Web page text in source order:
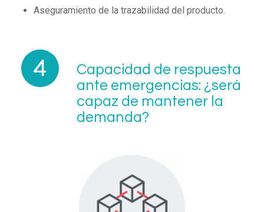
Aseguramiento de la trazabilidad del producto.
Capacidad de respuesta
ante emergencias: ¿será
capaz de mantener la
demanda?